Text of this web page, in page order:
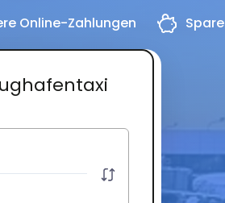
Online-Zahlungen